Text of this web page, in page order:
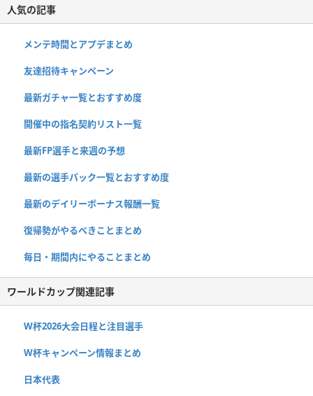
人気の記事
メンテ時間とアプデまとめ
友達招待キャンペーン
最新ガチャ一覧とおすすめ度
開催中の指名契約リスト一覧
最新FP選手と来週の予想
最新の選手パック一覧とおすすめ度
最新のデイリーボーナス報酬一覧
復帰勢がやるべきことまとめ
毎日・期間内にやることまとめ
ワールドカップ関連記事
W杯2026大会日程と注目選手
W杯キャンペーン情報まとめ
日本代表